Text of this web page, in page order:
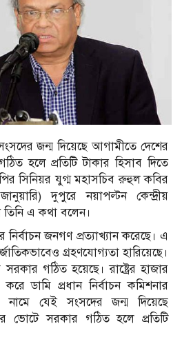
জন্ম দিয়েছে আগামীতে দেশের
হলে প্রতিটি টাকার হিসাব দিতে
সিনিয়র যুগ্ম মহাসচিব রুহুল কবির
দুপুরে নয়াপল্টন কেন্দ্রীয়
তিনি এ কথা বলেন।
জনগণ প্রত্যাখ্যান করেছে। এ
গ্রহণযোগ্যতা হারিয়েছে।
সরকার গঠিত হয়েছে। রাষ্ট্রের হাজার
ডামি প্রধান নির্বাচন কমিশনার
নামে যেই সংসদের জন্ম দিয়েছে
ভোটে সরকার গঠিত হলে প্রতিটি